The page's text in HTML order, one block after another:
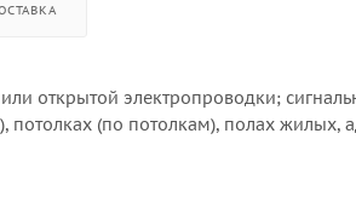
открытой электропроводки;
потолках (по потолкам), полах жилых,